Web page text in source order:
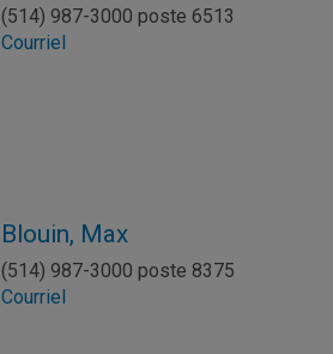
(514) 987-3000 poste 6513
Courriel
Blouin, Max
(514) 987-3000 poste 8375
Courriel